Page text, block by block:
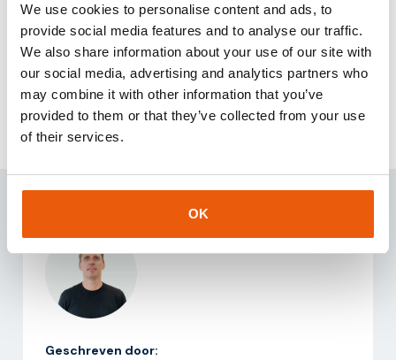
We use cookies to personalise content and ads, to
provide social media features and to analyse our traffic.
We also share information about your use of our site with
our social media, advertising and analytics partners who
may combine it with other information that you’ve
provided to them or that they’ve collected from your use
of their services.
OK
Benieuwd hoe NTN-technologie uw organisatie kan helpen
met betrouwbare connectiviteit, waar traditionele
netwerken tekortschieten? Neem dan contact met ons op
+31-85-0443500
of stuur een e-mail naar
info@thingsdata.com. We denken graag met u mee over
de juiste oplossing voor uw situatie.
Geschreven door: